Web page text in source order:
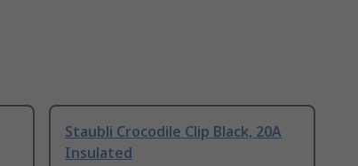
Staubli Crocodile Clip Black, 20A
Insulated